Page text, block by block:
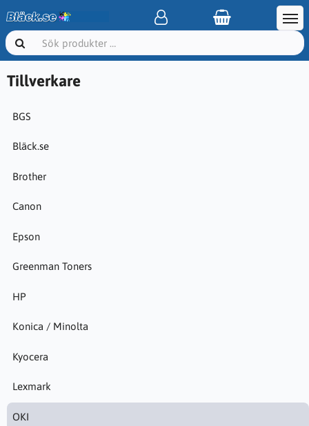
Tillverkare
BGS
Bläck.se
Brother
Canon
Epson
Greenman Toners
HP
Konica / Minolta
Kyocera
Lexmark
OKI